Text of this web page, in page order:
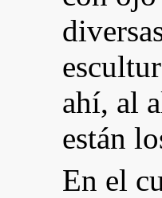
ahí, al
están
En el